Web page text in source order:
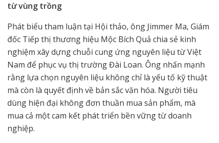
từ vùng trồng
Phát biểu tham luận tại Hội thảo, ông Jimmer Ma, Giám
đốc Tiếp thị thương hiệu Mộc Bích Quả chia sẻ kinh
nghiệm xây dựng chuỗi cung ứng nguyên liệu từ Việt
Nam để phục vụ thị trường Đài Loan. Ông nhấn mạnh
rằng lựa chọn nguyên liệu không chỉ là yếu tố kỹ thuật
mà còn là quyết định về bản sắc văn hóa. Người tiêu
dùng hiện đại không đơn thuần mua sản phẩm, mà
mua cả một cam kết phát triển bền vững từ doanh
nghiệp.